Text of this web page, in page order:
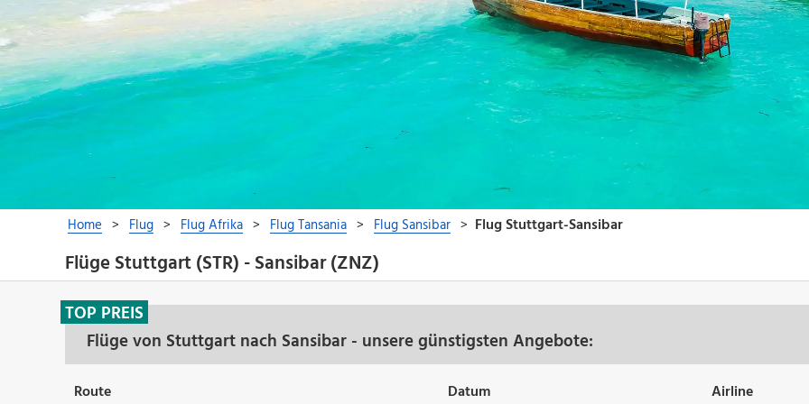
Flüge Stuttgart (STR) - Sansibar (ZNZ)
Flüge von Stuttgart nach Sansibar - unsere günstigsten Angebote:
TOP PREIS
Route Datum Airline